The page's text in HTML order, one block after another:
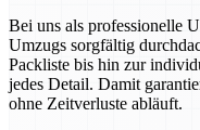
Bei uns als professionelle
Umzugs sorgfältig
Packliste bis hin zur
jedes Detail. Damit
ohne Zeitverluste abläuft.